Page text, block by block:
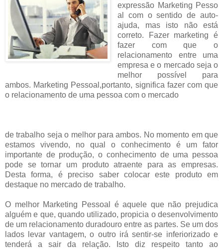
expressão Marketing Pesso
al com o sentido de auto-
ajuda, mas isto não está
correto. Fazer marketing é
fazer com que o
relacionamento entre uma
empresa e o mercado seja o
melhor possível para
ambos. Marketing Pessoal,portanto, significa fazer com que
o relacionamento de uma pessoa com o mercado
de trabalho seja o melhor para ambos. No momento em que
estamos vivendo, no qual o conhecimento é um fator
importante de produção, o conhecimento de uma pessoa
pode se tornar um produto atraente para as empresas.
Desta forma, é preciso saber colocar este produto em
destaque no mercado de trabalho.
O melhor Marketing Pessoal é aquele que não prejudica
alguém e que, quando utilizado, propicia o desenvolvimento
de um relacionamento duradouro entre as partes. Se um dos
lados levar vantagem, o outro irá sentir-se inferiorizado e
tenderá a sair da relação. Isto diz respeito tanto ao